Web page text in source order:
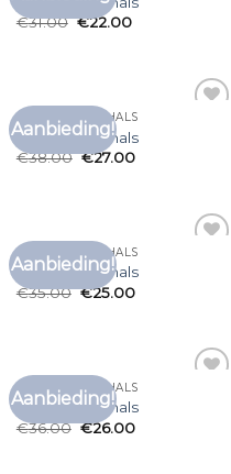
€31.00 €22.00
Aanbieding!
T SHIRT MET V HALS
t shirt met v hals
€38.00 €27.00
Aanbieding!
T SHIRT MET V HALS
t shirt met v hals
€35.00 €25.00
Aanbieding!
T SHIRT MET V HALS
t shirt met v hals
€36.00 €26.00